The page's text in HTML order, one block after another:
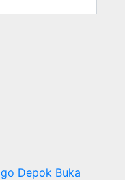
Depok Buka